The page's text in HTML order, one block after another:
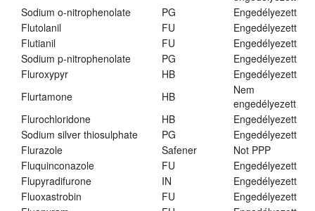
Sodium o-nitrophenolate
PG
Engedélyezett
Flutolanil
FU
Engedélyezett
Flutianil
FU
Engedélyezett
Sodium p-nitrophenolate
PG
Engedélyezett
Fluroxypyr
HB
Engedélyezett
Flurtamone
HB
Nem
engedélyezett
Flurochloridone
HB
Engedélyezett
Sodium silver thiosulphate
PG
Engedélyezett
Flurazole
Safener
Not PPP
Fluquinconazole
FU
Engedélyezett
Flupyradifurone
IN
Engedélyezett
Fluoxastrobin
FU
Engedélyezett